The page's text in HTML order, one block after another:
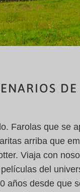
Farolas que se
arriba que
Viaja con
del
años desde que